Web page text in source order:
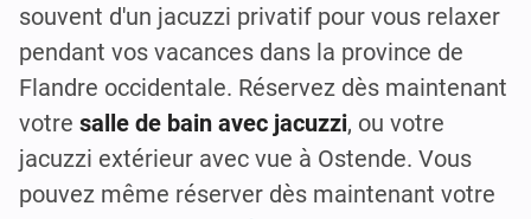
souvent d'un jacuzzi privatif pour vous relaxer
pendant vos vacances dans la province de
Flandre occidentale. Réservez dès maintenant
votre salle de bain avec jacuzzi, ou votre
jacuzzi extérieur avec vue à Ostende. Vous
pouvez même réserver dès maintenant votre